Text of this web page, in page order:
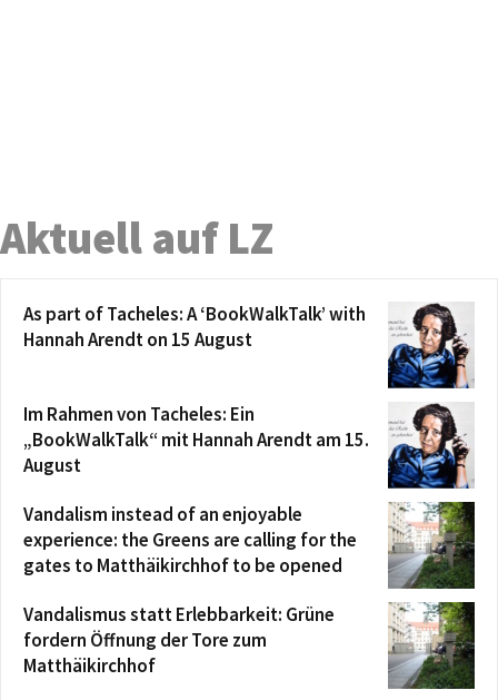
Aktuell auf LZ
As part of Tacheles: A ‘BookWalkTalk’ with
Hannah Arendt on 15 August
Im Rahmen von Tacheles: Ein
„BookWalkTalk“ mit Hannah Arendt am 15.
August
Vandalism instead of an enjoyable
experience: the Greens are calling for the
gates to Matthäikirchhof to be opened
Vandalismus statt Erlebbarkeit: Grüne
fordern Öffnung der Tore zum
Matthäikirchhof